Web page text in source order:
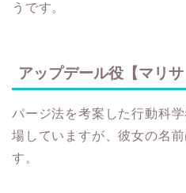
うです。
アップデール役【マリサ
パージ法を考案した行動科
場していますが、彼女の名
す。